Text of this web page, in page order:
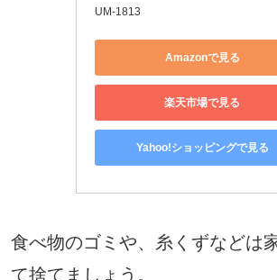
UM-1813
Amazonで見る
楽天市場で見る
Yahoo!ショッピングで見る
食べ物のゴミや、糸くずなどは
て捨てましょう。